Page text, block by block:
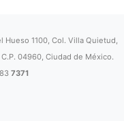
Hueso 1100, Col. Villa Quietud,
04960, Ciudad de México.
837371